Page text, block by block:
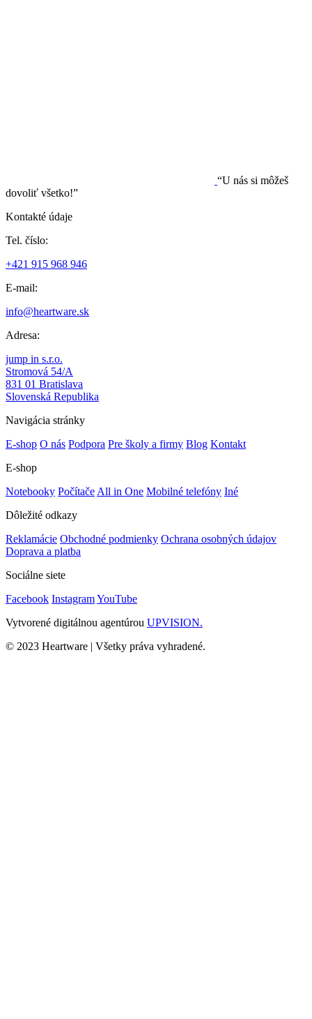
“U nás si môžeš
dovoliť všetko!”
Kontakté údaje
Tel. číslo:
+421 915 968 946
E-mail:
info@heartware.sk
Adresa:
jump in s.r.o.
Stromová 54/A
831 01 Bratislava
Slovenská Republika
Navigácia stránky
E-shop O nás Podpora Pre školy a firmy Blog Kontakt
E-shop
Notebooky Počítače All in One Mobilné telefóny Iné
Dôležité odkazy
Reklamácie Obchodné podmienky Ochrana osobných údajov
Doprava a platba
Sociálne siete
Facebook InstagramYouTube
Vytvorené digitálnou agentúrou UPVISION.
© 2023 Heartware | Všetky práva vyhradené.